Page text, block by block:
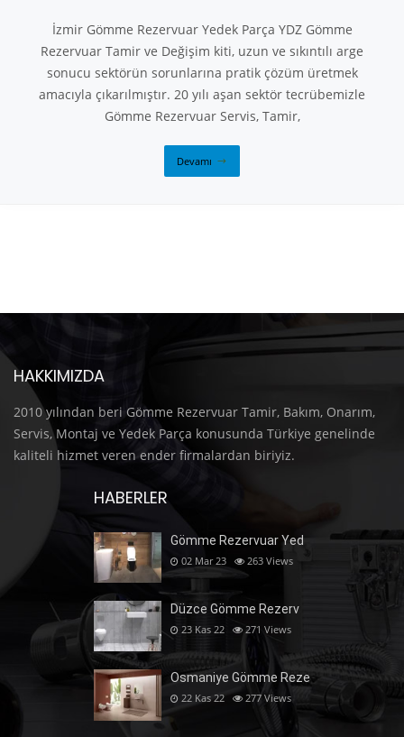
İzmir Gömme Rezervuar Yedek Parça YDZ Gömme
Rezervuar Tamir ve Değişim kiti, uzun ve sıkıntılı arge
sonucu sektörün sorunlarına pratik çözüm üretmek
amacıyla çıkarılmıştır. 20 yılı aşan sektör tecrübemizle
Gömme Rezervuar Servis, Tamir,
Devamı
HAKKIMIZDA
2010 yılından beri Gömme Rezervuar Tamir, Bakım, Onarım,
Servis, Montaj ve Yedek Parça konusunda Türkiye genelinde
kaliteli hizmet veren ender firmalardan biriyiz.
HABERLER
Gömme Rezervuar Yed
02 Mar 23 263 Views
Düzce Gömme Rezerv
23 Kas 22 271 Views
Osmaniye Gömme Reze
22 Kas 22 277 Views